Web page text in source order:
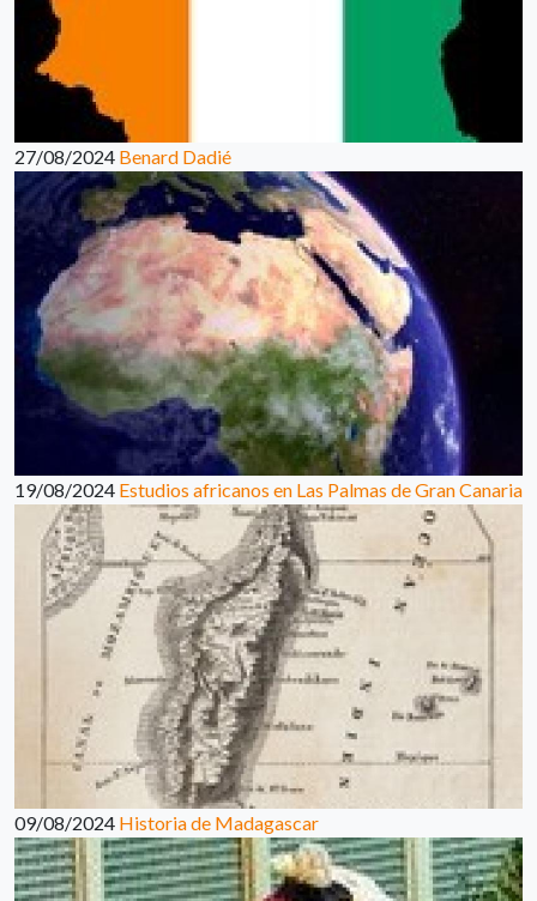
27/08/2024 Benard Dadié
19/08/2024 Estudios africanos en Las Palmas de Gran Canaria
09/08/2024 Historia de Madagascar